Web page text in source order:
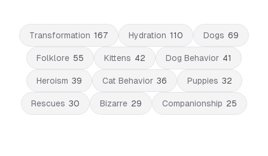
Transformation 167 Hydration 110 Dogs 69
Folklore 55 Kittens 42 Dog Behavior 41
Heroism 39 Cat Behavior 36 Puppies 32
Rescues 30 Bizarre 29 Companionship 25